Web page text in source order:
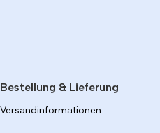
Bestellung & Lieferung
Versandinformationen